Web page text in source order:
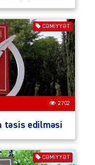
CƏMIYYƏT
2702
təsis edilməsi
CƏMIYYƏT